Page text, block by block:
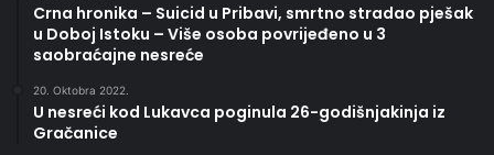
Crna hronika – Suicid u Pribavi, smrtno stradao pješak
u Doboj Istoku – Više osoba povrijeđeno u 3
saobraćajne nesreće
20. Oktobra 2022.
U nesreći kod Lukavca poginula 26-godišnjakinja iz
Gračanice